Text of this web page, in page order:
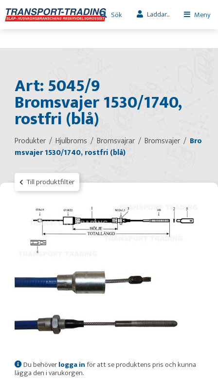
Sök Laddar... Meny
Art: 5045/9
Bromsvajer 1530/1740,
rostfri (blå)
Produkter Hjulbroms Bromsvajrar Bromsvajer
Bro
msvajer 1530/1740, rostfri (blå)
Till produktfilter
Du behöverlogga inför att se produktens pris och kunna
lägga den i varukorgen.